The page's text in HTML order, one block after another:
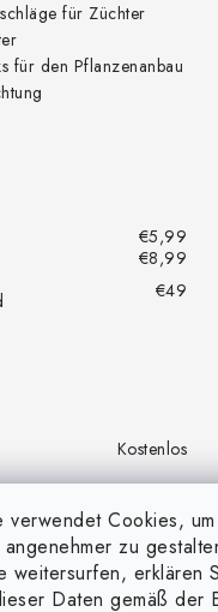
verwendet Cookies,
zu
weitersurfen, erklären
Daten gemäß der
für Züchter
für den Pflanzenanbau
€5,99
€8,99
€49
Kostenlos
Kostenlos
€4,00